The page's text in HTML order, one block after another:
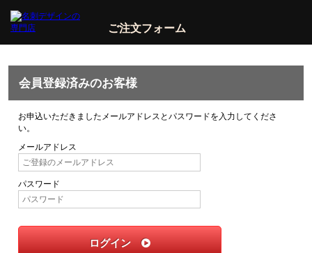
ご注文フォーム
会員登録済みのお客様
お申込いただきましたメールアドレスとパスワードを入力してくださ
い。
メールアドレス
パスワード
ログイン